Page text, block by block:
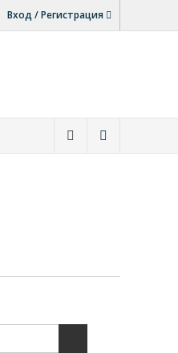
Вход / Регистрация